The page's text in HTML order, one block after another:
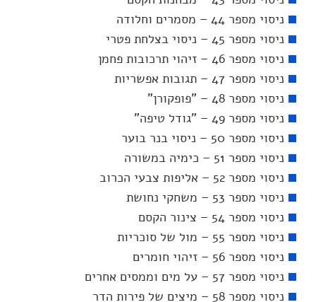
ניסוי מספר 44 – מסמרים וחלודה
ניסוי מספר 45 – ניסוי בצלחת פטרי
ניסוי מספר 46 – זיהוי תרכובות פחמן
ניסוי מספר 47 – תגובות אפשריות
ניסוי מספר 48 – "פופקורן"
ניסוי מספר 49 – "גודל טיפה"
ניסוי מספר 50 – ניסוי בנר בוער
ניסוי מספר 51 – כימיה במשורה
ניסוי מספר 52 – אליפות צבעי הכרוב
ניסוי מספר 53 – משחקי נחושת
ניסוי מספר 54 – צינור הקסם
ניסוי מספר 55 – מול של סוכריות
ניסוי מספר 56 – זיהוי חומרים
ניסוי מספר 57 – על מים וממסים אחרים
ניסוי מספר 58 – מיצים של פירות הדר